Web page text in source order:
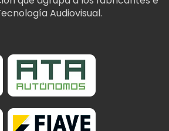
Audiovisual.